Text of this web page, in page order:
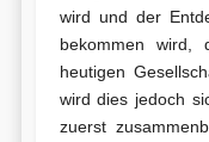
wird und der
bekommen
heutigen
wird dies jedoch
zuerst